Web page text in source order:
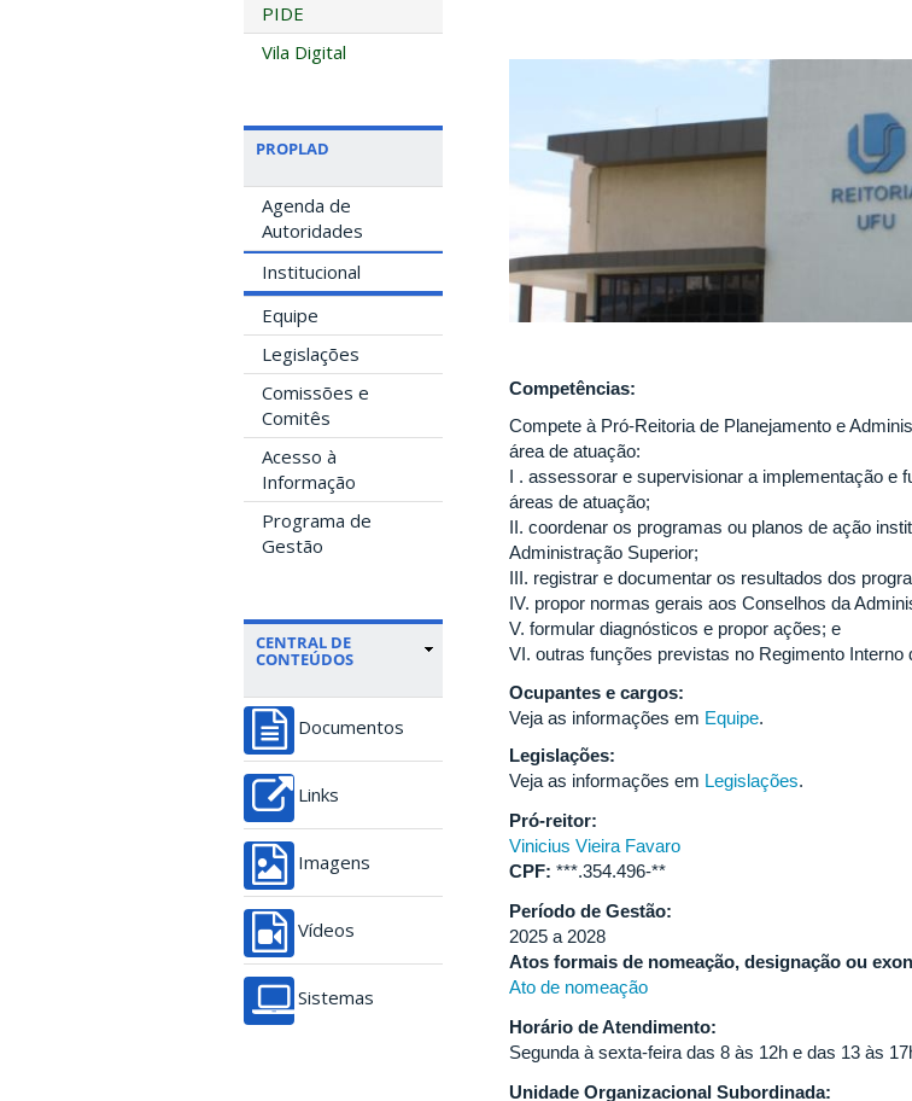
PIDE
Vila Digital
PROPLAD
Agenda de
Autoridades
Institucional
Equipe
Legislações
Comissões e
Comitês
Acesso à
Informação
Programa de
Gestão
CENTRAL DE
CONTEÚDOS
Documentos
Links
Imagens
Vídeos
Sistemas
Competências:
Compete à Pró-Reitoria de Planejamento e
área de atuação:
I . assessorar e supervisionar a implementação e
áreas de atuação;
II. coordenar os programas ou planos de ação
Administração Superior;
III. registrar e documentar os resultados dos
IV. propor normas gerais aos Conselhos da
V. formular diagnósticos e propor ações; e
VI. outras funções previstas no Regimento Interno
Ocupantes e cargos:
Veja as informações em Equipe.
Legislações:
Veja as informações em Legislações.
Pró-reitor:
Vinicius Vieira Favaro
CPF: ***.354.496-**
Período de Gestão:
2025 a 2028
Atos formais de nomeação, designação ou
Ato de nomeação
Horário de Atendimento:
Segunda à sexta-feira das 8 às 12h e das 13 às
Unidade Organizacional Subordinada: